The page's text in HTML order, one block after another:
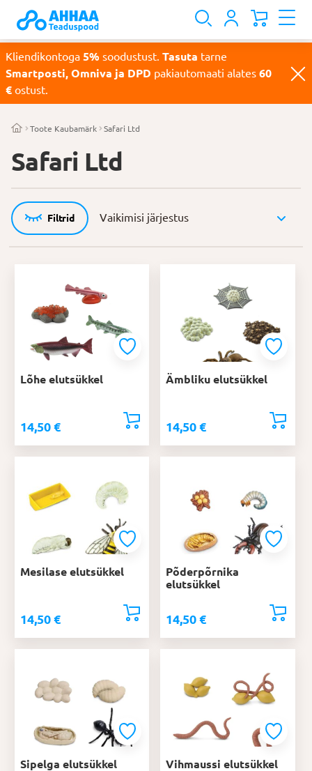
Kliendikontoga 5% soodustust. Tasuta tarne
Smartposti, Omniva ja DPD pakiautomaati alates 60
€ ostust.
Toote Kaubamärk Safari Ltd
Safari Ltd
Filtrid
Lõhe elutsükkel
14,50 €
Ämbliku elutsükkel
14,50€
Mesilase elutsükkel
14,50 €
Põderpõrnika
elutsükkel
14,50€
Sipelga elutsükkel Vihmaussi elutsükkel